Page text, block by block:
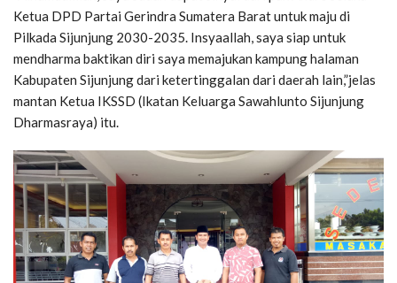
Ketua DPD Partai Gerindra Sumatera Barat untuk maju di
Pilkada Sijunjung 2030-2035. Insyaallah, saya siap untuk
mendharma baktikan diri saya memajukan kampung halaman
Kabupaten Sijunjung dari ketertinggalan dari daerah lain,”jelas
mantan Ketua IKSSD (Ikatan Keluarga Sawahlunto Sijunjung
Dharmasraya) itu.